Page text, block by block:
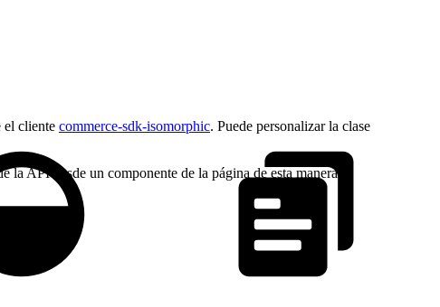
el cliente commerce-sdk-isomorphic. Puede personalizar la clase
la API desde un componente de la página de esta manera: